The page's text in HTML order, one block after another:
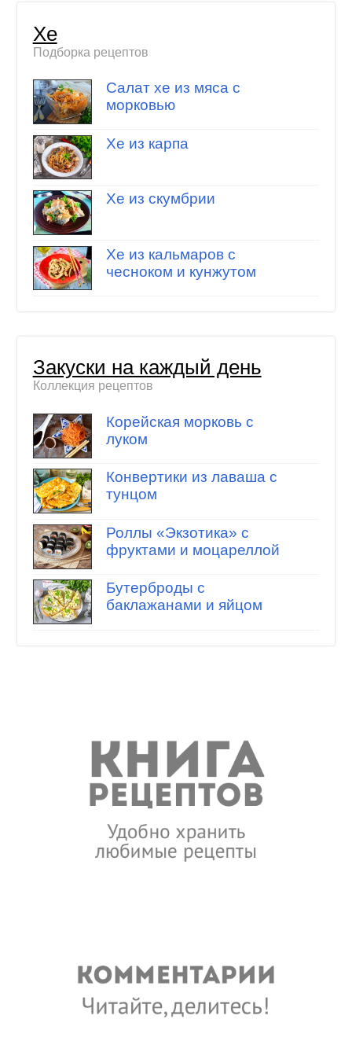
Хе
Подборка рецептов
Салат хе из мяса с
морковью
Хе из карпа
Хе из скумбрии
Хе из кальмаров с
чесноком и кунжутом
Закуски на каждый день
Коллекция рецептов
Корейская морковь с
луком
Конвертики из лаваша с
тунцом
Роллы «Экзотика» с
фруктами и моцареллой
Бутерброды с
баклажанами и яйцом